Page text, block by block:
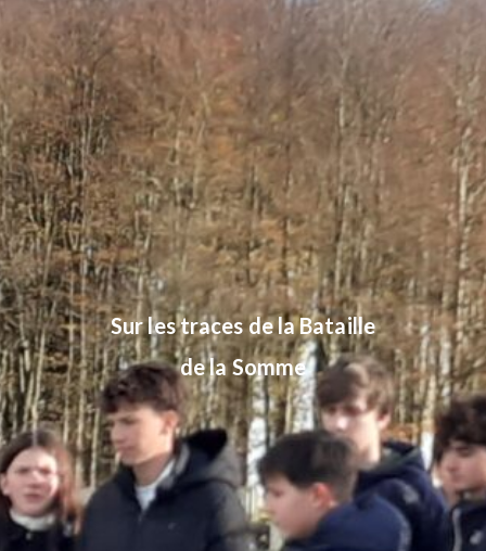
Sur les traces de la Bataille
de la Somme